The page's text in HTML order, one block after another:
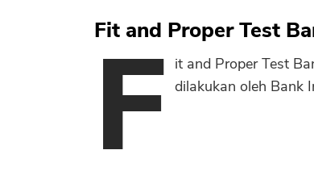
Fit and Proper Test
F it and Proper Test
dilakukan oleh Bank